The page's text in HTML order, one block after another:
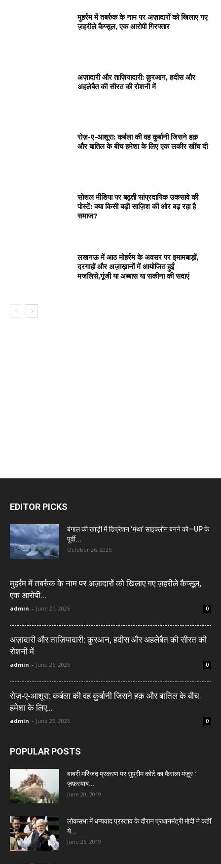
मुहर्रम में तबर्रुक के नाम पर अज़ादारों को खिलाए गए
ज़हरीले कैप्सूल, एक आरोपी गिरफ्तार
अज़ादारी और ताज़ियादारी: क़ुरआन, हदीस और
अहलेबैत की सीरत की रोशनी में
रोज़-ए-आशूरा: कर्बला की वह कुर्बानी जिसने हक़
और बातिल के बीच हमेशा के लिए एक लकीर खींच दी
सोशल मीडिया पर बढ़ती सांप्रदायिक उकसावे की
पोस्टें: क्या किसी बड़ी साज़िश की ओर बढ़ रहा है
समाज?
लखनऊ में आठ मोहर्रम के अवसर पर इमामबाड़ों,
दरगाहों और अज़ाख़ानों में आयोजित हुईं
मजलिसे,गूंजी या अब्बास या सकीना की सदाएं
EDITOR PICKS
बंगाल की खाड़ी में डिप्रेशन ‘मंथा’ साइक्लोन बनने को—UP के
पूर्वी...
October 26, 2025
मुहर्रम में तबर्रुक के नाम पर अज़ादारों को खिलाए गए ज़हरीले कैप्सूल,
एक आरोपी...
admin - June 27, 2026 0
अज़ादारी और ताज़ियादारी: क़ुरआन, हदीस और अहलेबैत की सीरत की
रोशनी में
admin - June 26, 2026 0
रोज़-ए-आशूरा: कर्बला की वह कुर्बानी जिसने हक़ और बातिल के बीच
हमेशा के लिए...
admin - June 25, 2026 0
POPULAR POSTS
बाबरी मस्जिद प्रकरण पर सुप्रीम कोर्ट का फैसला मंज़ूर :
ज़फ़रयाब...
June 20, 2019
लोकसभा में धन्यवाद प्रस्ताव के दौरान प्रधानमंत्री मोदी ने कहीं
ये...
June 25, 2019